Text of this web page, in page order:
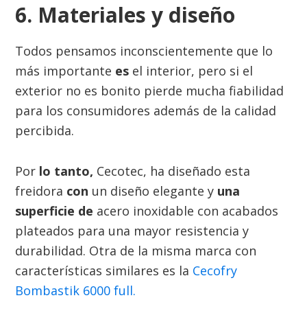
6. Materiales y diseño
Todos pensamos inconscientemente que lo
más importante es el interior, pero si el
exterior no es bonito pierde mucha fiabilidad
para los consumidores además de la calidad
percibida.
Por lo tanto, Cecotec, ha diseñado esta
freidora con un diseño elegante y una
superficie de acero inoxidable con acabados
plateados para una mayor resistencia y
durabilidad. Otra de la misma marca con
características similares es la Cecofry
Bombastik 6000 full.